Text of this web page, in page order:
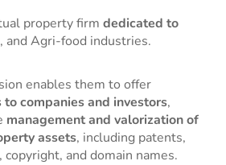
property firm dedicated to
and Agri-food industries.
enables them to offer
companies and investors,
management and valorization of
assets, including patents,
and domain names.